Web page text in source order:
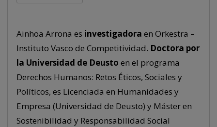
Ainhoa Arrona es investigadora en Orkestra –
Instituto Vasco de Competitividad. Doctora por
la Universidad de Deusto en el programa
Derechos Humanos: Retos Éticos, Sociales y
Políticos, es Licenciada en Humanidades y
Empresa (Universidad de Deusto) y Máster en
Sostenibilidad y Responsabilidad Social